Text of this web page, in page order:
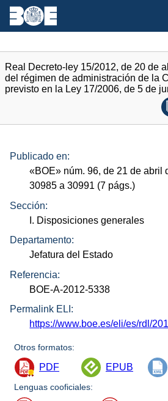
Real Decreto-ley 15/2012, de 20 de
del régimen de administración de la
previsto en la Ley 17/2006, de 5 de
Publicado en:
«BOE» núm. 96, de 21 de abril
30985 a 30991 (7 págs.)
Sección:
I. Disposiciones generales
Departamento:
Jefatura del Estado
Referencia:
BOE-A-2012-5338
Permalink ELI:
https://www.boe.es/eli/es/rdl/
Otros formatos:
PDF EPUB
Lenguas cooficiales: